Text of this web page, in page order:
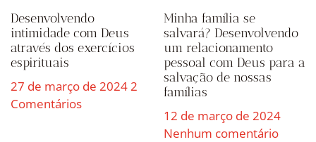
Desenvolvendo
intimidade com Deus
através dos exercícios
espirituais
27 de março de 20242
Comentários
Minha família se
salvará? Desenvolvendo
um relacionamento
pessoal com Deus para a
salvação de nossas
famílias
12 de março de 2024
Nenhum comentário